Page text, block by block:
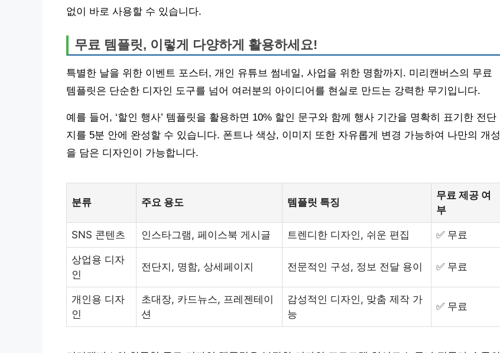
없이 바로 사용할 수 있습니다.
무료 템플릿, 이렇게 다양하게 활용하세요!
특별한 날을 위한 이벤트 포스터, 개인 유튜브 썸네일, 사업을 위한 명함까지. 미리캔버스의 무료
템플릿은 단순한 디자인 도구를 넘어 여러분의 아이디어를 현실로 만드는 강력한 무기입니다.
예를 들어, ‘할인 행사’ 템플릿을 활용하면 10% 할인 문구와 함께 행사 기간을 명확히 표기한 전단
지를 5분 안에 완성할 수 있습니다. 폰트나 색상, 이미지 또한 자유롭게 변경 가능하여 나만의 개성
을 담은 디자인이 가능합니다.
분류 주요 용도 템플릿 특징
무료 제공 여
부
SNS 콘텐츠 인스타그램, 페이스북 게시글 트렌디한 디자인, 쉬운 편집 ✅ 무료
상업용 디자
인
전단지, 명함, 상세페이지 전문적인 구성, 정보 전달 용이 ✅ 무료
개인용 디자
인
초대장, 카드뉴스, 프레젠테이
션
감성적인 디자인, 맞춤 제작 가
능
✅ 무료